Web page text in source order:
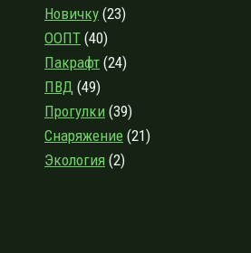
ЛАДОЖСКОЙ
Новичку (23)
ООПТ (40)
Пакрафт (24)
ПВД (49)
Прогулки (39)
Снаряжение (21)
Экология (2)